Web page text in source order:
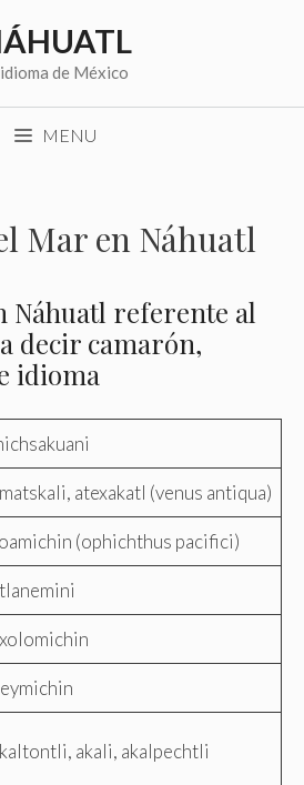
de México
MENU
Mar en Náhuatl
Náhuatl referente al
decir camarón,
idioma
atexakatl (venus antiqua)
(ophichthus pacifici)
akali, akalpechtli